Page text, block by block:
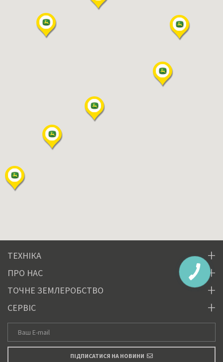
ТЕХНІКА
ПРО НАС
ТОЧНЕ ЗЕМЛЕРОБСТВО
СЕРВІС
ПІДПИСАТИСЯ НА НОВИНИ